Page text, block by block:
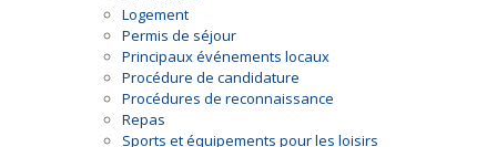
Logement
Permis de séjour
Principaux événements locaux
Procédure de candidature
Procédures de reconnaissance
Repas
Sports et équipements pour les loisirs